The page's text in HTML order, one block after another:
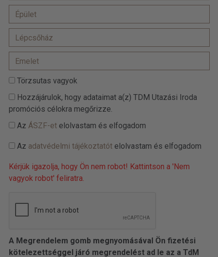
Törzsutas vagyok
Hozzájárulok, hogy adataimat a(z) TDM Utazási Iroda
promóciós célokra megőrizze.
Az ÁSZF-etelolvastam és elfogadom
Az adatvédelmi tájékoztatótelolvastam és elfogadom
Kérjük igazolja, hogy Ön nem robot! Kattintson a 'Nem
vagyok robot' feliratra.
A Megrendelem gomb megnyomásával Ön fizetési
kötelezettséggel járó megrendelést ad le az a TdM